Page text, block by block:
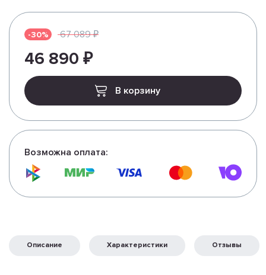
-30% 67 089 ₽
46 890 ₽
В корзину
Возможна оплата:
Описание Характеристики Отзывы